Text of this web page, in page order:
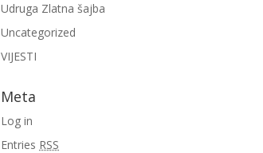
Udruga Zlatna šajba
Uncategorized
VIJESTI
Meta
Log in
Entries RSS